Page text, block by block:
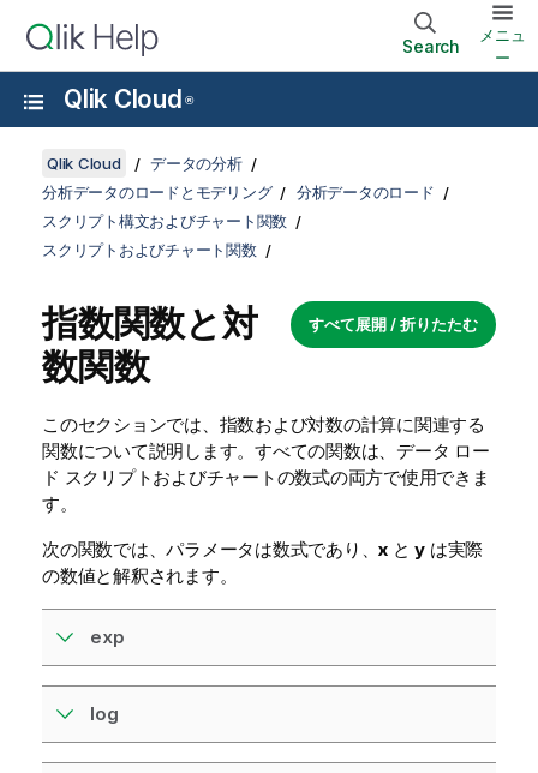
Search
メニュ
ー
Qlik Cloud ®
Qlik Cloud
データの分析
分析データのロードとモデリング
分析データのロード
スクリプト構文およびチャート関数
スクリプトおよびチャート関数
すべて展開 / 折りたたむ
指数関数と対
数関数
このセクションでは、指数および対数の計算に関連する
関数について説明します。すべての関数は、データ ロー
ド スクリプトおよびチャートの数式の両方で使用できま
す。
次の関数では、パラメータは数式であり、x とy は実際
の数値と解釈されます。
exp
log